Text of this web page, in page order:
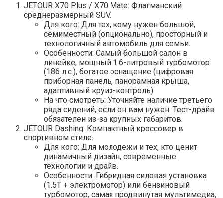
JETOUR X70 Plus / X70 Mate: Флагманский
среднеразмерный SUV.
Для кого: Для тех, кому нужен большой,
семиместный (опционально), просторный и
технологичный автомобиль для семьи.
Особенности: Самый большой салон в
линейке, мощный 1.6-литровый турбомотор
(186 л.с.), богатое оснащение (цифровая
приборная панель, панорамная крыша,
адаптивный круиз-контроль).
На что смотреть: Уточняйте наличие третьего
ряда сидений, если он вам нужен. Тест-драйв
обязателен из-за крупных габаритов.
JETOUR Dashing: Компактный кроссовер в
спортивном стиле.
Для кого: Для молодежи и тех, кто ценит
динамичный дизайн, современные
технологии и драйв.
Особенности: Гибридная силовая установка
(1.5T + электромотор) или бензиновый
турбомотор, самая продвинутая мультимедиа,